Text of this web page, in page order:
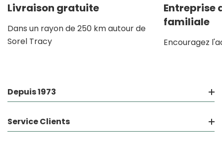
Livraison gratuite
Dans un rayon de 250 km autour de
Sorel Tracy
Entreprise
familiale
Encouragez
Depuis 1973
Service Clients